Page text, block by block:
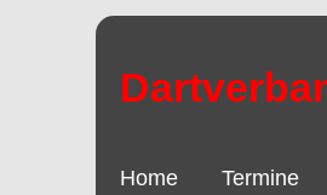
Home Termine